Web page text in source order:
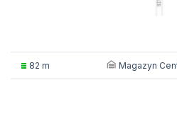
82 m Magazyn